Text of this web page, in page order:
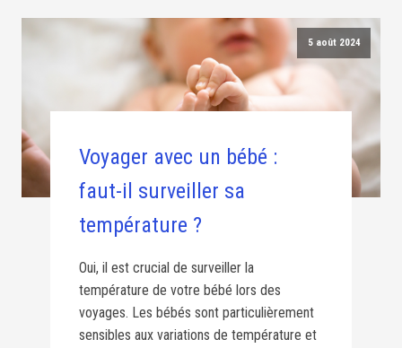
5 août 2024
Voyager avec un bébé :
faut-il surveiller sa
température ?
Oui, il est crucial de surveiller la
température de votre bébé lors des
voyages. Les bébés sont particulièrement
sensibles aux variations de température et